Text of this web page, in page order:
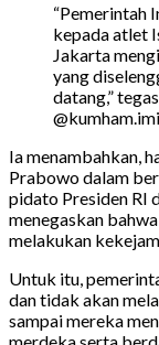
“Pemerintah
kepada atlet
Jakarta
yang
datang,”
Ia menambahkan,
Prabowo dalam
pidato Presiden RI
menegaskan
melakukan
Untuk itu,
dan tidak akan
sampai mereka